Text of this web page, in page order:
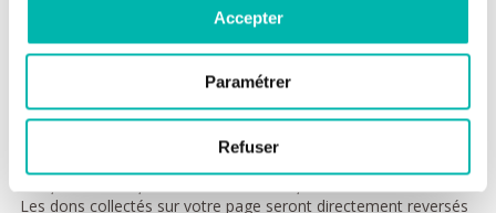
Accepter
Paramétrer
Refuser
► Découvrez toutes les occasions de collecte possibles
cause qui vous tient à cœur. Vous avez la possibilité, si vous le
souhaitez, d’affecter votre page de collecte à l’une des 13
pathologies suivantes : cancer ducôlon, de l’enfant, du
, de lapeau
cancers
, cancers
Les dons collectés sur votre page seront directement reversés